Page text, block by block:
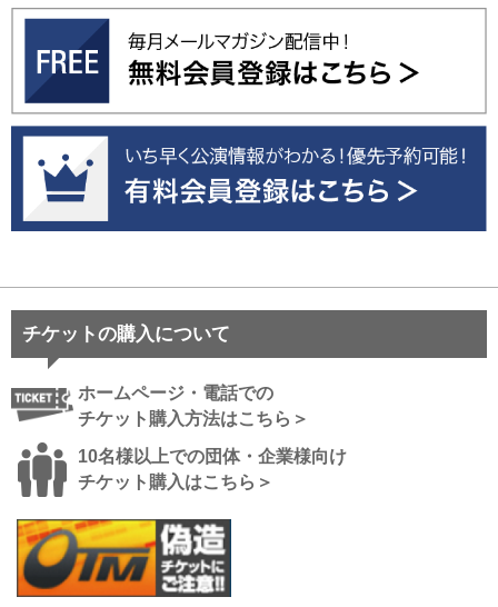
チケットの購入について
ホームページ・電話での
チケット購入方法はこちら＞
10名様以上での団体・企業様向け
チケット購入はこちら＞